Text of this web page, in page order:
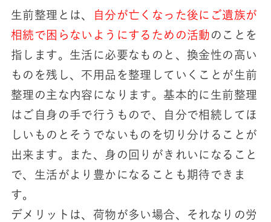
生前整理とは、
自分が亡くなった後にご遺族が
相続で困らないようにするための活動 のことを
指します。生活に必要なものと、換金性の高い
ものを残し、不用品を整理していくことが生前
整理の主な内容になります。基本的に生前整理
はご自身の手で行うもので、自分で相続してほ
しいものとそうでないものを切り分けることが
出来ます。また、身の回りがきれいになること
で、生活がより豊かになることも期待できま
す。
デメリットは、荷物が多い場合、それなりの労